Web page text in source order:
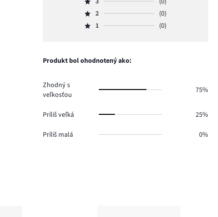
hlasov
4,
počet
hlasov
Hodnotenie
3,
počet
Hodnotenie
2,
0.
2
(0)
Hodnotenie
hlasov
1 (0)
Produkt bol ohodnotený ako:
Zhodný s
veľkosťou
75%
Príliš veľká 25%
Príliš malá 0%